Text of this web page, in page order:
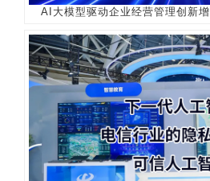
AI大模型驱动企业经营管理创新增